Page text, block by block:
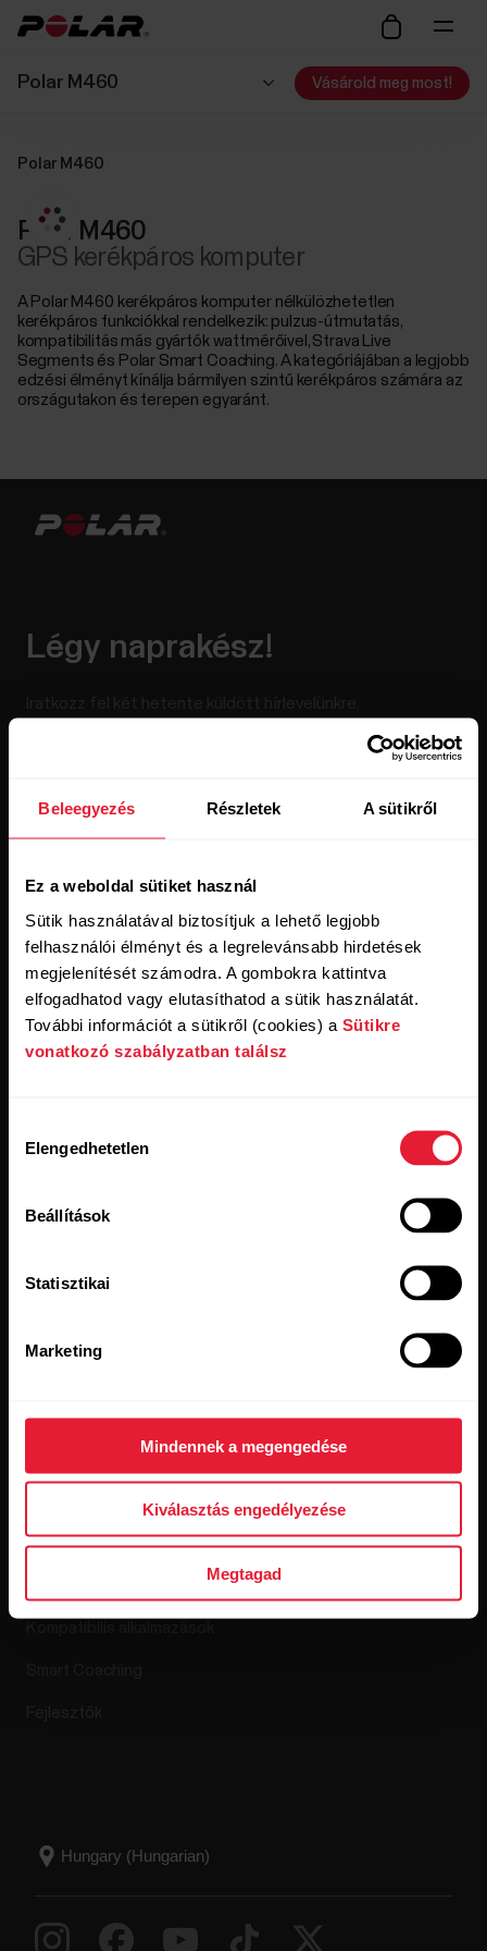
Beleegyezés Részletek A sütikről
Ez a weboldal sütiket használ
Sütik használatával biztosítjuk a lehető legjobb
felhasználói élményt és a legrelevánsabb hirdetések
megjelenítését számodra. A gombokra kattintva
elfogadhatod vagy elutasíthatod a sütik használatát.
További információt a sütikről (cookies) a Sütikre
vonatkozó szabályzatban találsz
kiválasztása
Elengedhetetlen
Beállítások
Statisztikai
Marketing
Mindennek a megengedése
Kiválasztás engedélyezése
Megtagad
Polar M460 Vásárold meg most!
Polar M460
Polar M460
GPS kerékpáros komputer
A Polar M460 kerékpáros komputer nélkülözhetetlen
kerékpáros funkciókkal rendelkezik: pulzus-útmutatás,
kompatibilitás más gyártók wattmérőivel, Strava Live
Segments és Polar Smart Coaching. A kategóriájában a legjobb
edzési élményt kínálja bármilyen szintű kerékpáros számára az
országutakon és terepen egyaránt.
Légy naprakész!
A Feliratkozás gombra kattintva beleegyezel abba, hogy e-
maileket kapj a Polartól, és megerősíted, hogy elolvastad az
adatvédelmi nyilatkozatunkat.
Termékek
Érzékelők
A Polárról
Alkalmazások és
szolgáltatások